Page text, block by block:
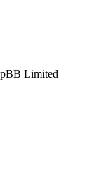
Limited